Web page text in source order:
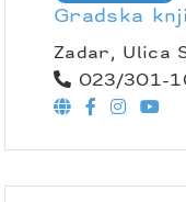
Gradska
Zadar, Ulica
023/301-